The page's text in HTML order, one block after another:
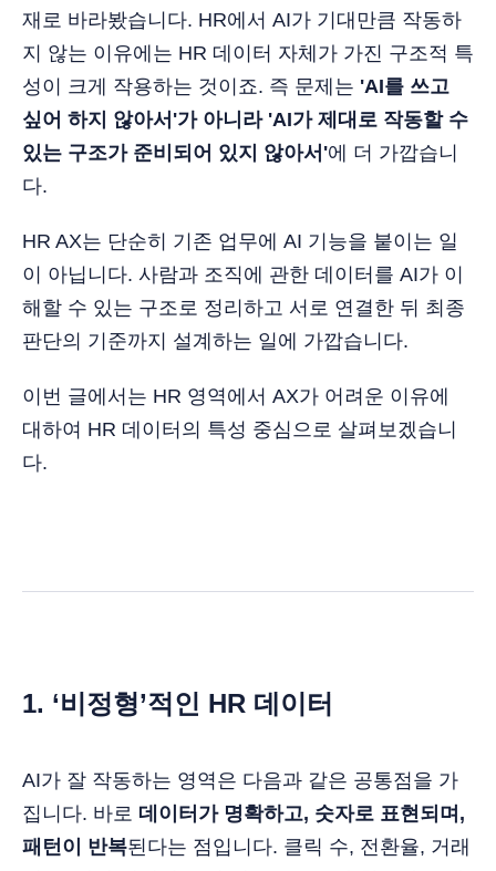
재로 바라봤습니다. HR에서 AI가 기대만큼 작동하
지 않는 이유에는 HR 데이터 자체가 가진 구조적 특
성이 크게 작용하는 것이죠. 즉 문제는 'AI를 쓰고
싶어 하지 않아서'가 아니라 'AI가 제대로 작동할 수
있는 구조가 준비되어 있지 않아서'에 더 가깝습니
다.
HR AX는 단순히 기존 업무에 AI 기능을 붙이는 일
이 아닙니다. 사람과 조직에 관한 데이터를 AI가 이
해할 수 있는 구조로 정리하고 서로 연결한 뒤 최종
판단의 기준까지 설계하는 일에 가깝습니다.
이번 글에서는 HR 영역에서 AX가 어려운 이유에
대하여 HR 데이터의 특성 중심으로 살펴보겠습니
다.
1. ‘비정형’적인 HR 데이터
AI가 잘 작동하는 영역은 다음과 같은 공통점을 가
집니다. 바로 데이터가 명확하고, 숫자로 표현되며,
패턴이 반복된다는 점입니다. 클릭 수, 전환율, 거래